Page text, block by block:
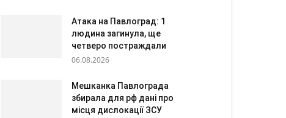
Атака на Павлоград: 1
людина загинула, ще
четверо постраждали
06.08.2026
Мешканка Павлограда
збирала для рф дані про
місця дислокації ЗСУ